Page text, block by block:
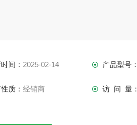
间： 2025-02-14 产品型号：
质：经销商 访 问 量：